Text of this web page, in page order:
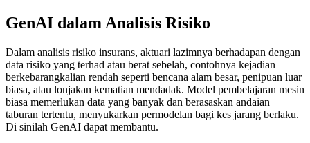
GenAI dalam Analisis Risiko
Dalam analisis risiko insurans, aktuari lazimnya berhadapan dengan
data risiko yang terhad atau berat sebelah, contohnya kejadian
berkebarangkalian rendah seperti bencana alam besar, penipuan luar
biasa, atau lonjakan kematian mendadak. Model pembelajaran mesin
biasa memerlukan data yang banyak dan berasaskan andaian
taburan tertentu, menyukarkan permodelan bagi kes jarang berlaku.
Di sinilah GenAI dapat membantu.